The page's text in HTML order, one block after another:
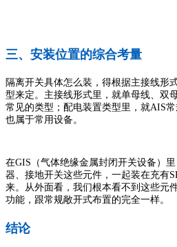
三、安装位置的综合考量
隔离开关具体怎么装，得根据主接线形
型来定。主接线形式里，就单母线、双
常见的类型；配电装置类型里，就AIS
也属于常用设备。
在GIS（气体绝缘金属封闭开关设备）
器、接地开关这些元件，一起装在充有
来。从外面看，我们根本看不到这些元
功能，跟常规敞开式布置的完全一样。
结论